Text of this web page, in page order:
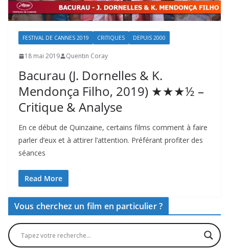
FESTIVAL DE CANNES 2019 CRITIQUES DEPUIS 2000
18 mai 2019 Quentin Coray
Bacurau (J. Dornelles & K.
Mendonça Filho, 2019) ★★★½ –
Critique & Analyse
En ce début de Quinzaine, certains films comment à faire
parler d’eux et à attirer l’attention. Préférant profiter des
séances
Read More
Vous cherchez un film en particulier ?